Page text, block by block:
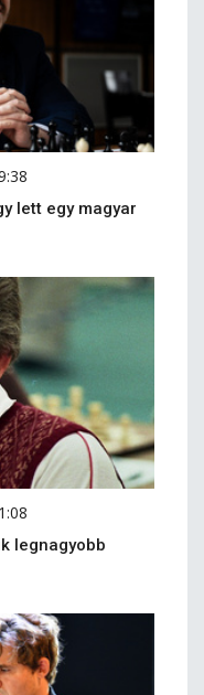
lett egy magyar
legnagyobb